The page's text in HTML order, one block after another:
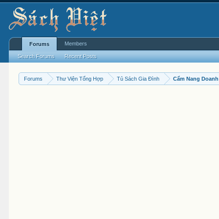
Forums Thư Viện Tổng Hợp Tủ Sách Gia Đình Cẩm Nang
Forums
Search Forums Recent Posts
Members